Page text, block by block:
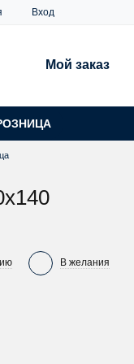
Вход
Мой заказ
В желания